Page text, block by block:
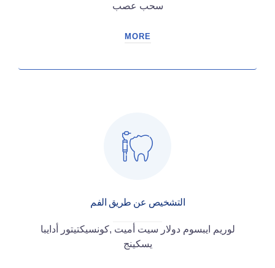
سحب عصب
MORE
التشخيص عن طريق الفم
لوريم ايبسوم دولار سيت أميت ,كونسيكتيتور أدايبا
يسكينج